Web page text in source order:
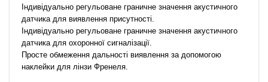
Індивідуально регульоване граничне значення акустичного
датчика для виявлення присутності.
Індивідуально регульоване граничне значення акустичного
датчика для охоронної сигналізації.
Просте обмеження дальності виявлення за допомогою
наклейки для лінзи Френеля.